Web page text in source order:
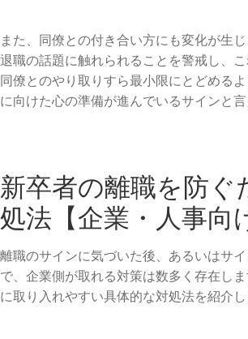
また、同僚との付き合い方にも変化が生じ
退職の話題に触れられることを警戒し、
同僚とのやり取りすら最小限にとどめる
に向けた心の準備が進んでいるサインと言
新卒者の離職を防ぐ
処法【企業・人事向
離職のサインに気づいた後、あるいはサ
で、企業側が取れる対策は数多く存在し
に取り入れやすい具体的な対処法を紹介し